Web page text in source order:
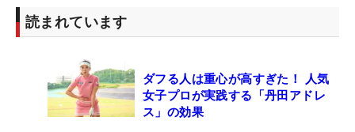
読まれています
ダフる人は重心が高すぎた！ 人気
女子プロが実践する「丹田アドレ
ス」の効果